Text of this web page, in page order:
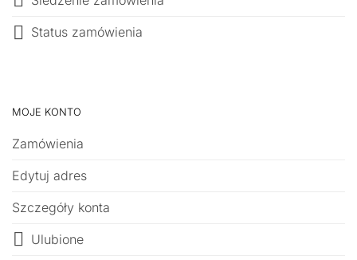
Status zamówienia
MOJE KONTO
Zamówienia
Edytuj adres
Szczegóły konta
Ulubione